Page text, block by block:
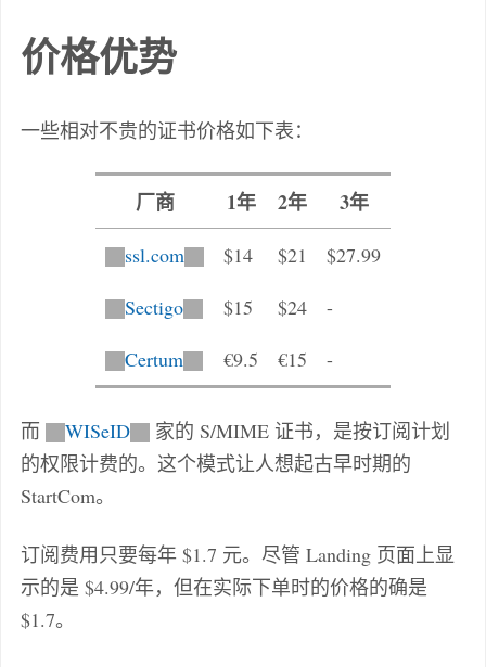
价格优势
一些相对不贵的证书价格如下表：
厂商 1年 2年 3年
ssl.com $14 $21
$27.99
Sectigo
$15 $24
-
Certum
€9.5 €15 -
而 WISeID
家的 S/MIME 证书，是按订阅计划
的权限计费的。这个模式让人想起古早时期的
StartCom。
订阅费用只要每年 $1.7 元。尽管 Landing 页面上显
示的是 $4.99/年，但在实际下单时的价格的确是
$1.7。